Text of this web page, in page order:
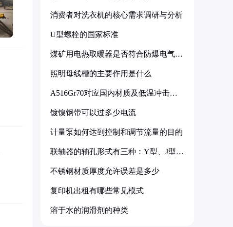
消费者对洗衣机的核心需求调研与分析
U型螺栓的国家标准
煤矿用电热取暖器是否符合防爆电气设
照明母线槽的主要作用是什么
A516Gr70对应国内材质及低温冲击要
镀镍钢带可以过多少电流
计量泵如何达到控制和调节流量的目的
联轴器的轴孔形式有三种：Y型、J型、
不锈钢材质厚度允许误差是多少
复印机出租有哪些常见模式
溶于水的润滑剂的种类